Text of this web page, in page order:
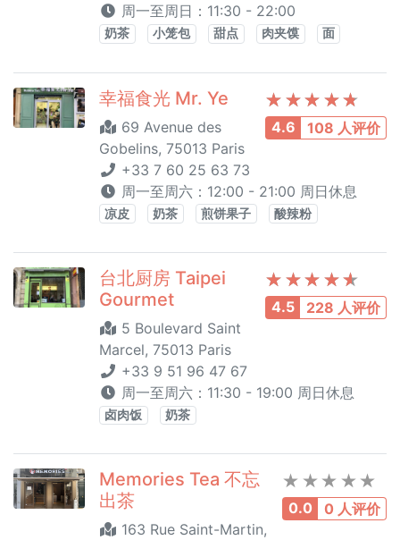
周一至周日：11:30 - 22:00
奶茶 小笼包 甜点 肉夹馍 面
4.6 108 人评价
幸福食光 Mr. Ye
69 Avenue des
Gobelins, 75013 Paris
+33 7 60 25 63 73
周一至周六：12:00 - 21:00 周日休息
凉皮 奶茶 煎饼果子 酸辣粉
4.5 228 人评价
台北厨房 Taipei
Gourmet
5 Boulevard Saint
Marcel, 75013 Paris
+33 9 51 96 47 67
周一至周六：11:30 - 19:00 周日休息
卤肉饭 奶茶
0.0 0 人评价
Memories Tea 不忘
出茶
163 Rue Saint-Martin,